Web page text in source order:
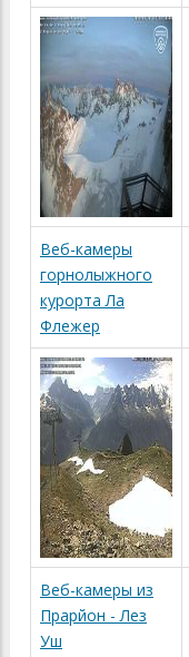
Веб-камеры
горнолыжного
курорта Ла
Флежер
Веб-камеры из
Прарйон - Лез
Уш